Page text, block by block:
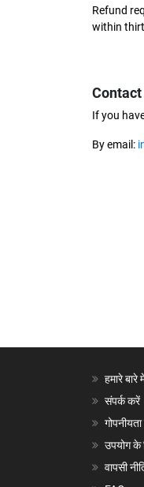
Refund
within
Contact
If you
By email:
हमारे बारे
संपर्क करें
गोपनीयता
उपयोग के
वापसी